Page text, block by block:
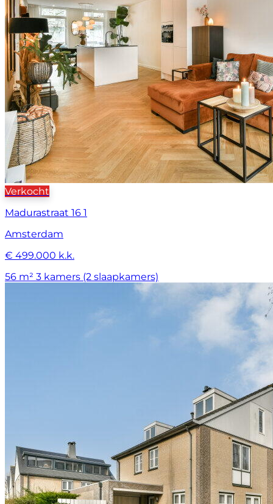
Verkocht
Madurastraat 16 1
Amsterdam
€ 499.000 k.k.
56 m² 3 kamers (2 slaapkamers)